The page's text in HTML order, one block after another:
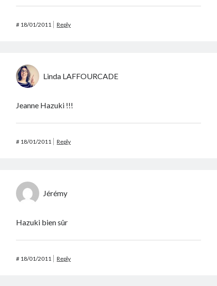
# 18/01/2011 Reply
Linda LAFFOURCADE
Jeanne Hazuki !!!
# 18/01/2011 Reply
Jérémy
Hazuki bien sûr
# 18/01/2011 Reply